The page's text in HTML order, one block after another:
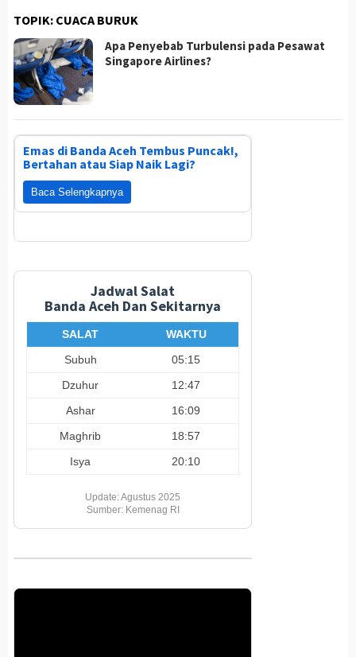
TOPIK: CUACA BURUK
Apa Penyebab Turbulensi pada Pesawat
Singapore Airlines?
Emas di Banda Aceh Tembus Puncak!,
Bertahan atau Siap Naik Lagi?
Baca Selengkapnya
Jadwal Salat
Banda Aceh Dan Sekitarnya
SALAT
WAKTU
Subuh
05:15
Dzuhur
12:47
Ashar
16:09
Maghrib
18:57
Isya
20:10
Update: Agustus 2025
Sumber: Kemenag RI